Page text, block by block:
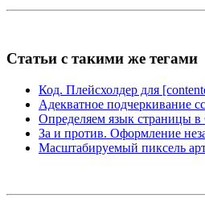
Статьи с такими же тегами
Код. Плейсхолдер для
Адекватное подчеркивание
Определяем язык страницы в
За и против. Оформление
Масштабируемый пиксель